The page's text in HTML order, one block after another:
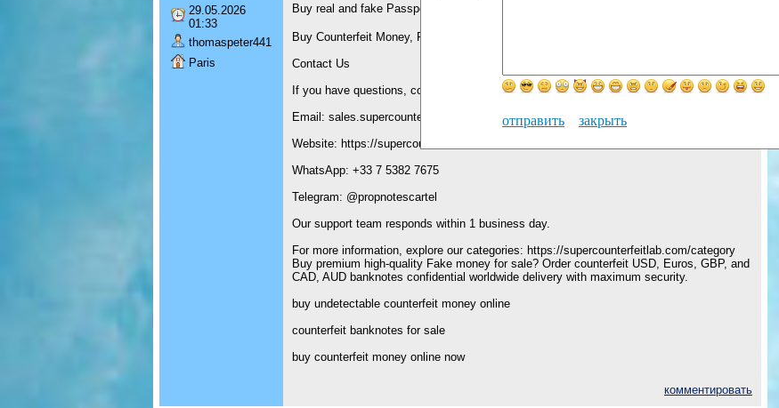
отправить закрыть
29.05.2026
01:33
thomaspeter441
Paris
Buy real and fake Passports, Drivers License , Id Card (WHATSAPP：+33 7 53827675)
Buy Counterfeit Money, Fake Banknotes & Secure Documents | Fast Delivery
Contact Us
If you have questions, concerns, or need assistance, please reach out to us:
Email: sales.supercounterfeitlab@gmail.com
Website: https://supercounterfeitlab.com
WhatsApp: +33 7 5382 7675
Telegram: @propnotescartel
Our support team responds within 1 business day.
For more information, explore our categories: https://supercounterfeitlab.com/category
Buy premium high-quality Fake money for sale? Order counterfeit USD, Euros, GBP, and
CAD, AUD banknotes confidential worldwide delivery with maximum security.
buy undetectable counterfeit money online
counterfeit banknotes for sale
buy counterfeit money online now
комментировать